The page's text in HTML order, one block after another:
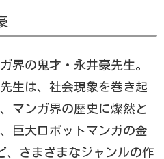
界の鬼才・永井豪先生。
生は、社会現象を巻き起
マンガ界の歴史に燦然と
巨大ロボットマンガの金
、さまざまなジャンルの作